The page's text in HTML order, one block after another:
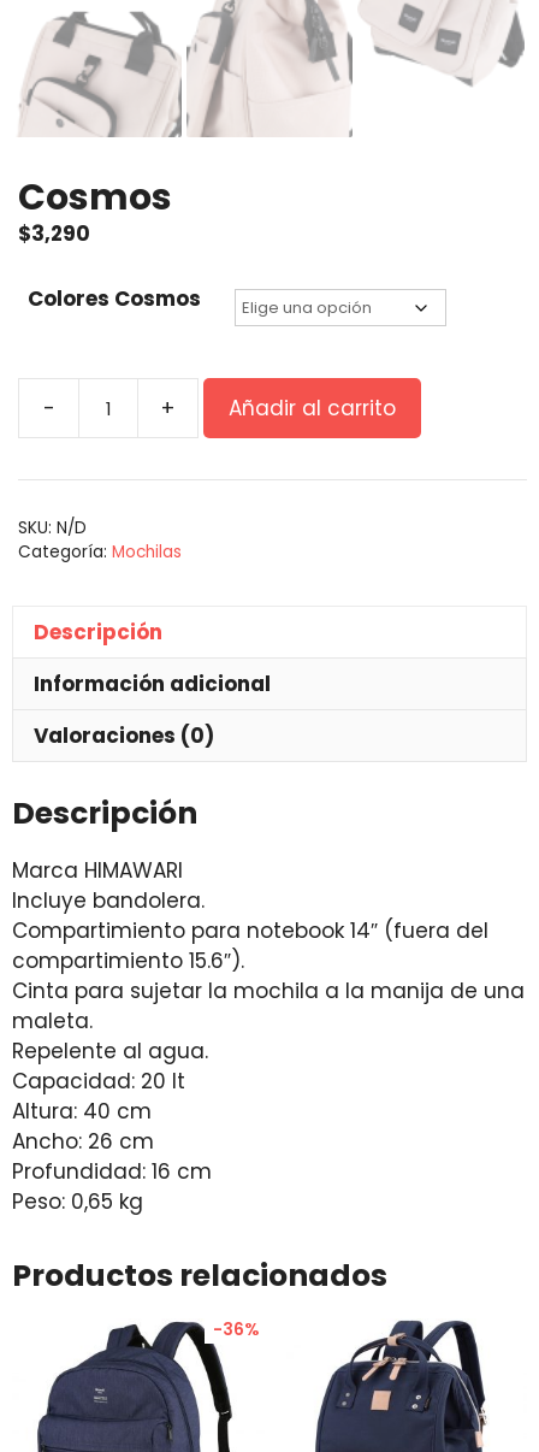
Cosmos
$3,290
Colores Cosmos
- + Añadir al carrito
SKU: N/D
Categoría: Mochilas
Descripción
Información adicional
Valoraciones (0)
Descripción
Marca HIMAWARI
Incluye bandolera.
Compartimiento para notebook 14″ (fuera del
compartimiento 15.6″).
Cinta para sujetar la mochila a la manija de una
maleta.
Repelente al agua.
Capacidad: 20 lt
Altura: 40 cm
Ancho: 26 cm
Profundidad: 16 cm
Peso: 0,65 kg
Productos relacionados
-36%